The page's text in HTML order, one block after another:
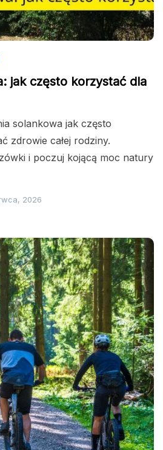
jak często korzystać dla
solankowa jak często
zdrowie całej rodziny.
i poczuj kojącą moc natury
2026